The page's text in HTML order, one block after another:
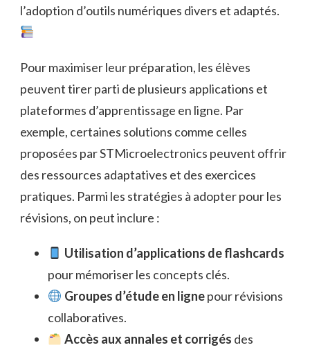
l’adoption d’outils numériques divers et adaptés.
Pour maximiser leur préparation, les élèves
peuvent tirer parti de plusieurs applications et
plateformes d’apprentissage en ligne. Par
exemple, certaines solutions comme celles
proposées par STMicroelectronics peuvent offrir
des ressources adaptatives et des exercices
pratiques. Parmi les stratégies à adopter pour les
révisions, on peut inclure :
Utilisation d’applications de flashcards
pour mémoriser les concepts clés.
Groupes d’étude en lignepour révisions
collaboratives.
Accès aux annales et corrigés des